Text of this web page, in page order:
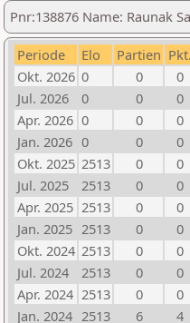
Pnr:138876 Name: Raunak
Periode Elo Partien Pkt.
Okt. 2026 0 0
0
Jul. 2026
0 0
0
Apr. 2026 0 0
0
Jan. 2026 0 0
0
Okt. 2025 2513 0
0
Jul. 2025
2513 0
0
Apr. 2025 2513 0
0
Jan. 2025 2513 0
0
Okt. 2024 2513 0
0
Jul. 2024
2513 0
0
Apr. 2024 2513 0
0
Jan. 2024 2513 6 4